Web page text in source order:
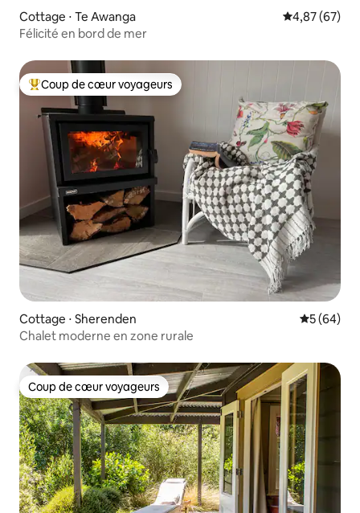
Cottage ⋅ Te Awanga Évaluation
4,87 (67)
Félicité en bord de mer
Coups de cœur voyageurs les plus appréciés
Coup de cœur voyageurs
Cottage ⋅ Sherenden
5 (64)
Chalet moderne en zone rurale
Coup de cœur voyageurs
Coup de cœur voyageurs